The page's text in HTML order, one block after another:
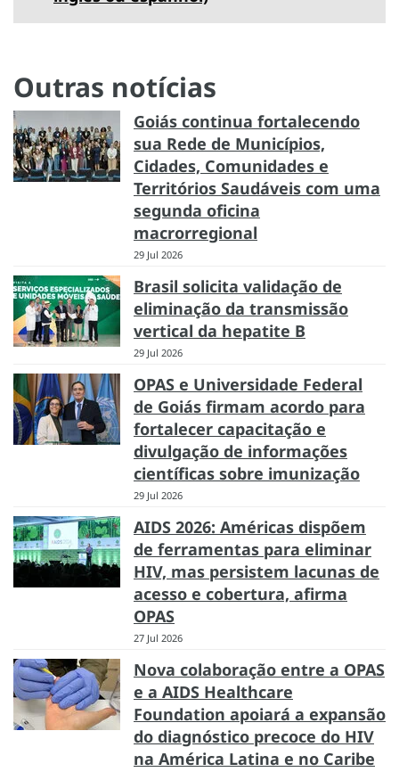
Outras notícias
Goiás continua fortalecendo
sua Rede de Municípios,
Cidades, Comunidades e
Territórios Saudáveis com uma
segunda oficina
macrorregional
29 Jul 2026
Brasil solicita validação de
eliminação da transmissão
vertical da hepatite B
29 Jul 2026
OPAS e Universidade Federal
de Goiás firmam acordo para
fortalecer capacitação e
divulgação de informações
científicas sobre imunização
29 Jul 2026
AIDS 2026: Américas dispõem
de ferramentas para eliminar
HIV, mas persistem lacunas de
acesso e cobertura, afirma
OPAS
27 Jul 2026
Nova colaboração entre a OPAS
e a AIDS Healthcare
Foundation apoiará a expansão
do diagnóstico precoce do HIV
na América Latina e no Caribe